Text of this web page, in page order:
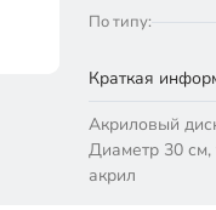
По типу:
Краткая
Акриловый
Диаметр 30
акрил